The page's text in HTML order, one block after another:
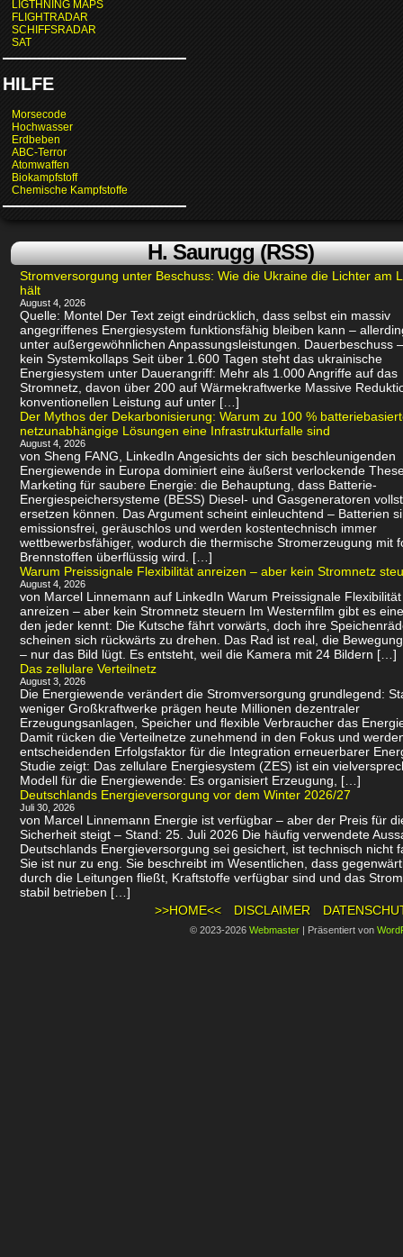
LIGTHNING MAPS
FLIGHTRADAR
SCHIFFSRADAR
SAT
HILFE
Morsecode
Hochwasser
Erdbeben
ABC-Terror
Atomwaffen
Biokampfstoff
Chemische Kampfstoffe
H. Saurugg (RSS)
Stromversorgung unter Beschuss: Wie die Ukraine die Lichter am
hält
August 4, 2026
Quelle: Montel Der Text zeigt eindrücklich, dass selbst ein massiv
angegriffenes Energiesystem funktionsfähig bleiben kann –
unter außergewöhnlichen Anpassungsleistungen. Dauerbeschuss
kein Systemkollaps Seit über 1.600 Tagen steht das ukrainische
Energiesystem unter Dauerangriff: Mehr als 1.000 Angriffe auf das
Stromnetz, davon über 200 auf Wärmekraftwerke Massive
konventionellen Leistung auf unter […]
Der Mythos der Dekarbonisierung: Warum zu 100 %
netzunabhängige Lösungen eine Infrastrukturfalle sind
August 4, 2026
von Sheng FANG, LinkedIn Angesichts der sich beschleunigenden
Energiewende in Europa dominiert eine äußerst verlockende
Marketing für saubere Energie: die Behauptung, dass Batterie-
Energiespeichersysteme (BESS) Diesel- und Gasgeneratoren
ersetzen können. Das Argument scheint einleuchtend – Batterien
emissionsfrei, geräuschlos und werden kostentechnisch immer
wettbewerbsfähiger, wodurch die thermische Stromerzeugung mit
Brennstoffen überflüssig wird. […]
Warum Preissignale Flexibilität anreizen – aber kein Stromnetz
August 4, 2026
von Marcel Linnemann auf LinkedIn Warum Preissignale Flexibilität
anreizen – aber kein Stromnetz steuern Im Westernfilm gibt es
den jeder kennt: Die Kutsche fährt vorwärts, doch ihre
scheinen sich rückwärts zu drehen. Das Rad ist real, die
– nur das Bild lügt. Es entsteht, weil die Kamera mit 24 Bildern […]
Das zellulare Verteilnetz
August 3, 2026
Die Energiewende verändert die Stromversorgung grundlegend:
weniger Großkraftwerke prägen heute Millionen dezentraler
Erzeugungsanlagen, Speicher und flexible Verbraucher das
Damit rücken die Verteilnetze zunehmend in den Fokus und
entscheidenden Erfolgsfaktor für die Integration erneuerbarer
Studie zeigt: Das zellulare Energiesystem (ZES) ist ein
Modell für die Energiewende: Es organisiert Erzeugung, […]
Deutschlands Energieversorgung vor dem Winter 2026/27
Juli 30, 2026
von Marcel Linnemann Energie ist verfügbar – aber der Preis für
Sicherheit steigt – Stand: 25. Juli 2026 Die häufig verwendete
Deutschlands Energieversorgung sei gesichert, ist technisch nicht
Sie ist nur zu eng. Sie beschreibt im Wesentlichen, dass
durch die Leitungen fließt, Kraftstoffe verfügbar sind und das
stabil betrieben […]
>>HOME<<
DISCLAIMER
© 2023-2026 Webmaster | Präsentiert von